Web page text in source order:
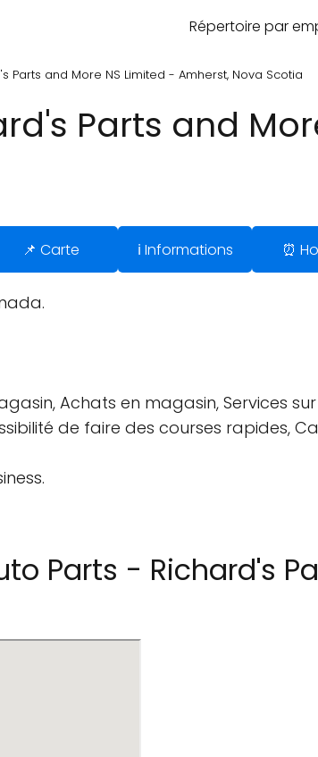
Répertoire par
Parts and More NS Limited - Amherst, Nova Scotia
Parts and
📌 Carte ℹ️ Informations ⏰
Achats en magasin, Services
de faire des courses rapides,
Parts - Richard's